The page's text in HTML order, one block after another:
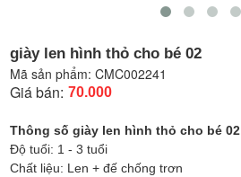
giày len hình thỏ cho bé 02
Mã sản phẩm:CMC002241
Giá bán: 70.000
Thông số giày len hình thỏ cho bé 02
Độ tuổi: 1 - 3 tuổi
Chất liệu: Len + đế chống trơn